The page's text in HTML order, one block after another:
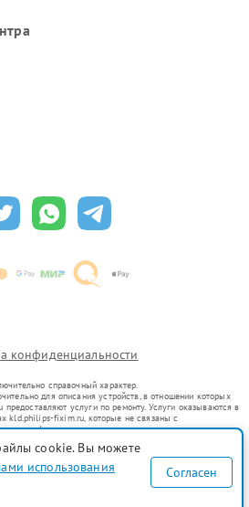
конфиденциальности
справочный характер.
для описания устройств, в отношении которых
услуги по ремонту. Услуги оказываются в
kld.philips-fixim.ru, которые не связаны с
их официальными представителями.
уже введенных в гражданский оборот в соответствии
цели индивидуализации услуг или введения
для информирования о предоставляемых услугах по
является публичной офертой, определяемой
cookie. Вы можете
использования
Согласен